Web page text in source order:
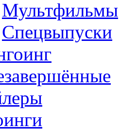
Мультфильмы
Спецвыпуски